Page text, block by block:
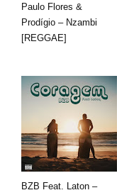
Paulo Flores &
Prodígio – Nzambi
[REGGAE]
BZB Feat. Laton –